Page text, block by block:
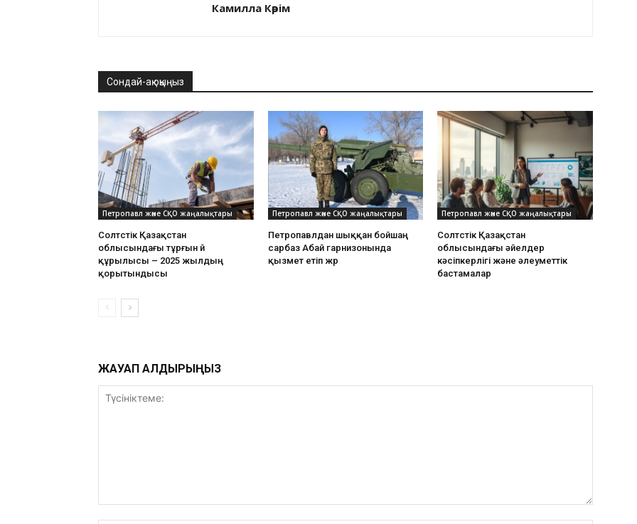
Камилла Кәрім
Сондай-ақ оқыңыз
Петропавл және СҚО жаңалықтары
Солтүстік Қазақстан
облысындағы тұрғын үй
құрылысы – 2025 жылдың
қорытындысы
Петропавл және СҚО жаңалықтары
Петропавлдан шыққан бойшаң
сарбаз Абай гарнизонында
қызмет етіп жүр
Петропавл және СҚО жаңалықтары
Солтүстік Қазақстан
облысындағы әйелдер
кәсіпкерлігі және әлеуметтік
бастамалар
ЖАУАП ҚАЛДЫРЫҢЫЗ